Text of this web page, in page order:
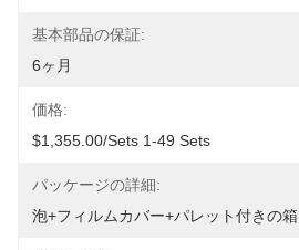
基本部品の保証:
6ヶ月
価格:
$1,355.00/sets 1-49 Sets
パッケージの詳細:
泡+フィルムカバー+パレット付きの箱